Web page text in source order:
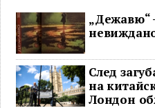
„Дежавю“
След
на
Лондон